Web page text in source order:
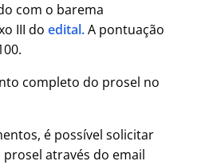
com o barema
III do edital.A pontuação
completo do prosel no
é possível solicitar
através do email